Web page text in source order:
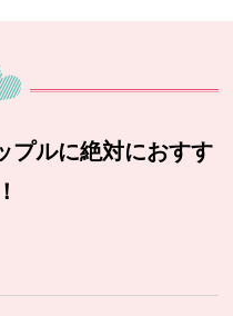
プルに絶対におすす